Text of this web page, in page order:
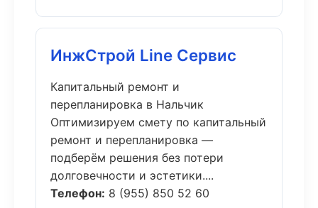
ИнжСтрой Line Сервис
Капитальный ремонт и
перепланировка в Нальчик
Оптимизируем смету по капитальный
ремонт и перепланировка —
подберём решения без потери
долговечности и эстетики....
Телефон: 8 (955) 850 52 60